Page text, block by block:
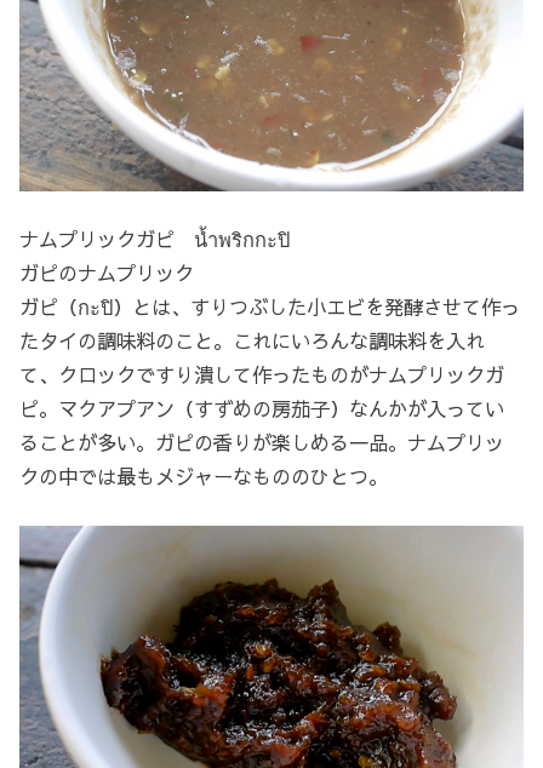
ナムプリックガピ น้ำพริกกะปิ
ガピのナムプリック
ガピ（กะปิ）とは、すりつぶした小エビを発酵させて作っ
たタイの調味料のこと。これにいろんな調味料を入れ
て、クロックですり潰して作ったものがナムプリックガ
ピ。マクアプアン（すずめの房茄子）なんかが入ってい
ることが多い。ガピの香りが楽しめる一品。ナムプリッ
クの中では最もメジャーなもののひとつ。